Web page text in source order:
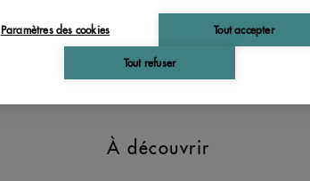
Paramètres des cookies Tout accepter
Tout refuser
peuvent-ils s'enrichir d'une approche
volume tente de donner des éléments de
À découvrir